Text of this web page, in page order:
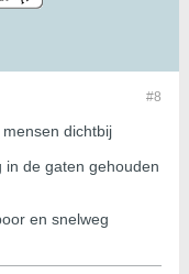
#8
dichtbij
in de gaten gehouden
en snelweg